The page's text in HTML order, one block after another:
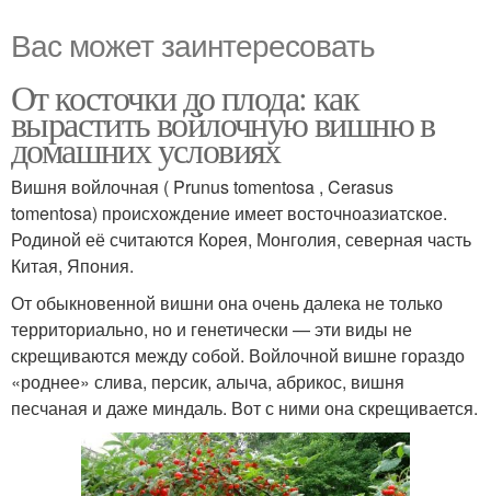
Вас может заинтересовать
От косточки до плода: как
вырастить войлочную вишню в
домашних условиях
Вишня войлочная ( Prunus tomentosa , Cerasus
tomentosa) происхождение имеет восточноазиатское.
Родиной её считаются Корея, Монголия, северная часть
Китая, Япония.
От обыкновенной вишни она очень далека не только
территориально, но и генетически — эти виды не
скрещиваются между собой. Войлочной вишне гораздо
«роднее» слива, персик, алыча, абрикос, вишня
песчаная и даже миндаль. Вот с ними она скрещивается.